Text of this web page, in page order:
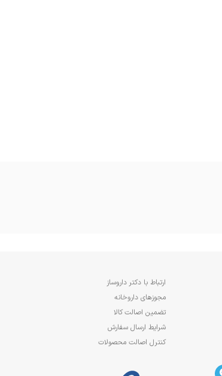
ارتباط با دکتر داروساز
مجوزهای داروخانه
تضمین اصالت کالا
شرایط ارسال سفارش
کنترل اصالت محصولات